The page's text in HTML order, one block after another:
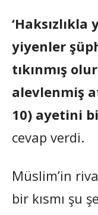
yiyenler
tıkınmış
alevlenmiş
10) ayetini
cevap verdi.
Müslim’in
bir kısmı şu